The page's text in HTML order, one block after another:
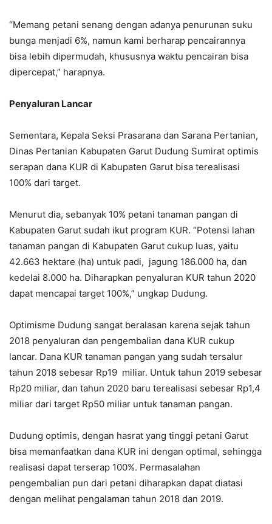
“Memang petani senang dengan adanya penurunan suku
bunga menjadi 6%, namun kami berharap pencairannya
bisa lebih dipermudah, khususnya waktu pencairan bisa
dipercepat,” harapnya.
Penyaluran Lancar
Sementara, Kepala Seksi Prasarana dan Sarana Pertanian,
Dinas Pertanian Kabupaten Garut Dudung Sumirat optimis
serapan dana KUR di Kabupaten Garut bisa terealisasi
100% dari target.
Menurut dia, sebanyak 10% petani tanaman pangan di
Kabupaten Garut sudah ikut program KUR. “Potensi lahan
tanaman pangan di Kabupaten Garut cukup luas, yaitu
42.663 hektare (ha) untuk padi, jagung 186.000 ha, dan
kedelai 8.000 ha. Diharapkan penyaluran KUR tahun 2020
dapat mencapai target 100%,” ungkap Dudung.
Optimisme Dudung sangat beralasan karena sejak tahun
2018 penyaluran dan pengembalian dana KUR cukup
lancar. Dana KUR tanaman pangan yang sudah tersalur
tahun 2018 sebesar Rp19 miliar. Untuk tahun 2019 sebesar
Rp20 miliar, dan tahun 2020 baru terealisasi sebesar Rp1,4
miliar dari target Rp50 miliar untuk tanaman pangan.
Dudung optimis, dengan hasrat yang tinggi petani Garut
bisa memanfaatkan dana KUR ini dengan optimal, sehingga
realisasi dapat terserap 100%. Permasalahan
pengembalian pun dari petani diharapkan dapat diatasi
dengan melihat pengalaman tahun 2018 dan 2019.